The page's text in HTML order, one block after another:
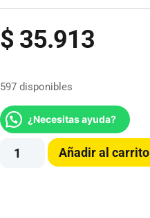
$ 35.913
597 disponibles
¿Necesitas ayuda?
Añadir al carrito